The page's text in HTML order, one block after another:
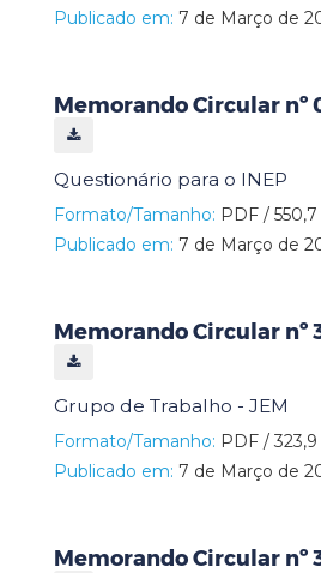
Publicado em: 7 de Março de
Memorando Circular nº
Questionário para o INEP
Formato/Tamanho: PDF /
Publicado em: 7 de Março de
Memorando Circular nº
Grupo de Trabalho - JEM
Formato/Tamanho: PDF /
Publicado em: 7 de Março de
Memorando Circular nº